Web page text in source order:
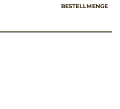
BESTELLMENGE